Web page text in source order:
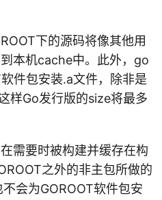
下的源码将像其他用
本机cache中。此外，go
件包安装.a文件，除非是
样Go发行版的size将最多
需要时被构建并缓存在构
之外的非主包所做的
会为GOROOT软件包安